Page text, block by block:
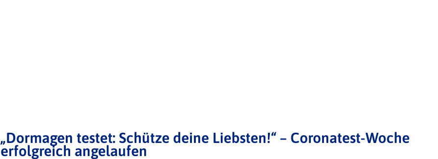
„Dormagen testet: Schütze deine Liebsten!“ – Coronatest-Woche
erfolgreich angelaufen